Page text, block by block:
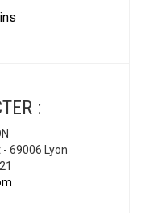
:
69006 Lyon